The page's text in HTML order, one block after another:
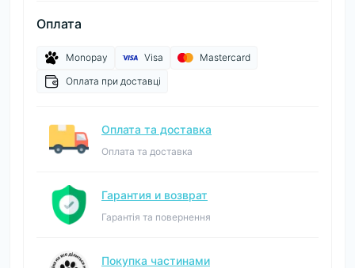
Оплата
Monopay Visa
Mastercard
Оплата при доставці
Оплата та доставка
Оплата та доставка
Гарантия и возврат
Гарантія та повернення
Покупка частинами